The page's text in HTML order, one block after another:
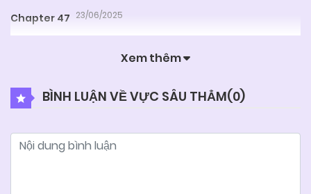
Chapter 47 23/06/2025
19/06/2025Xem thêm
BÌNH LUẬN VỀ VỰC SÂU THẲM(0)